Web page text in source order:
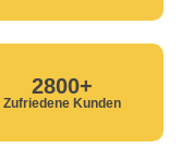
2800+
Zufriedene Kunden